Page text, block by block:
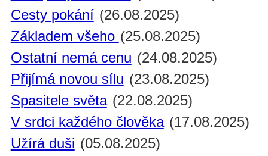
Cesty pokání (26.08.2025)
Základem všeho (25.08.2025)
Ostatní nemá cenu (24.08.2025)
Přijímá novou sílu (23.08.2025)
Spasitele světa (22.08.2025)
V srdci každého člověka (17.08.2025)
Užírá duši (05.08.2025)